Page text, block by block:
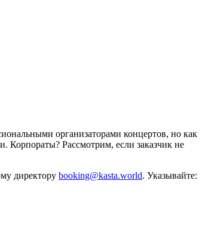
организаторами концертов, но как
Корпораты? Рассмотрим, если заказчик не
директору booking@kasta.world. Указывайте: